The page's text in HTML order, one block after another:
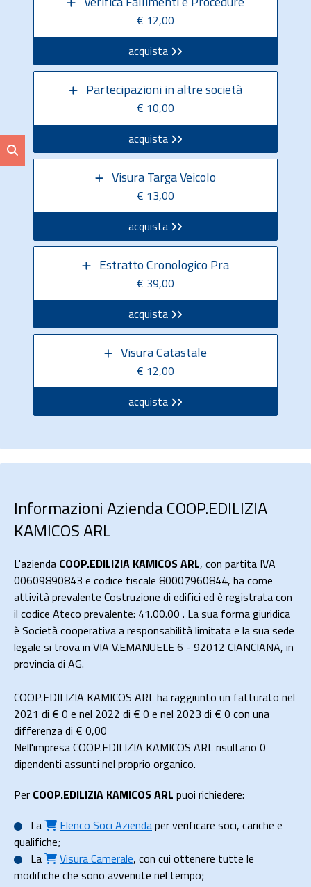
€ 12,00
acquista
Partecipazioni in altre società
€ 10,00
acquista
Visura Targa Veicolo
€ 13,00
acquista
Estratto Cronologico Pra
€ 39,00
acquista
Visura Catastale
€ 12,00
acquista
Informazioni Azienda COOP.EDILIZIA
KAMICOS ARL
L'azienda COOP.EDILIZIA KAMICOS ARL, con partita IVA
00609890843 e codice fiscale 80007960844, ha come
attività prevalente Costruzione di edifici ed è registrata con
il codice Ateco prevalente: 41.00.00 . La sua forma giuridica
è Società cooperativa a responsabilità limitata e la sua sede
legale si trova in VIA V.EMANUELE 6 - 92012 CIANCIANA, in
provincia di AG.
COOP.EDILIZIA KAMICOS ARL ha raggiunto un fatturato nel
2021 di € 0 e nel 2022 di € 0 e nel 2023 di € 0 con una
differenza di € 0,00
Nell'impresa COOP.EDILIZIA KAMICOS ARL risultano 0
dipendenti assunti nel proprio organico.
Per COOP.EDILIZIA KAMICOS ARL puoi richiedere:
La
Elenco Soci Aziendaper verificare soci, cariche e
qualifiche;
La
Visura Camerale, con cui ottenere tutte le
modifiche che sono avvenute nel tempo;